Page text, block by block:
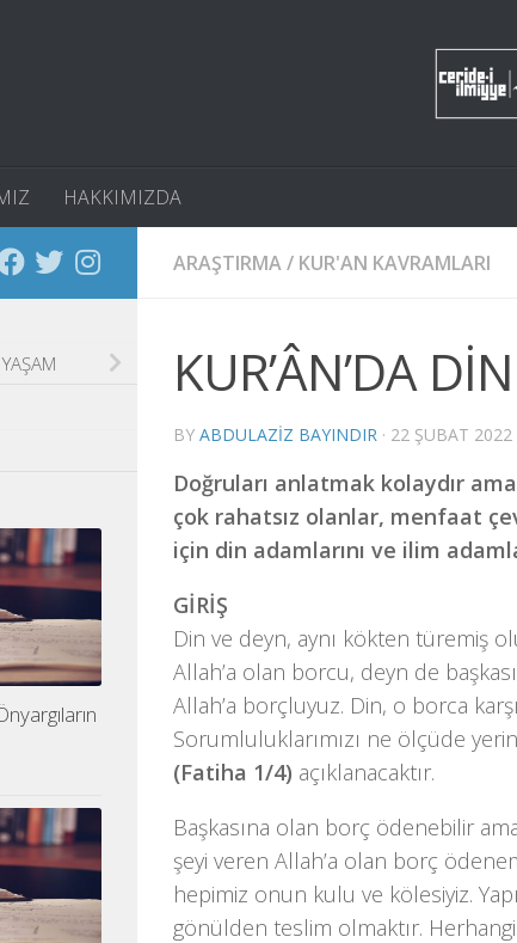
HAKKIMIZDA
ARAŞTIRMA/ KUR'AN KAVRAMLARI
KUR’ÂN’DA
BY ABDULAZIZ BAYINDIR · 22 ŞUBAT 2022
Doğruları anlatmak kolaydır
çok rahatsız olanlar, menfaat
için din adamlarını ve ilim
GİRİŞ
Din ve deyn, aynı kökten türemiş
Allah’a olan borcu, deyn de
Allah’a borçluyuz. Din, o borca
Sorumluluklarımızı ne ölçüde
(Fatiha 1/4) açıklanacaktır.
Başkasına olan borç ödenebilir
şeyi veren Allah’a olan borç
hepimiz onun kulu ve kölesiyiz.
gönülden teslim olmaktır.